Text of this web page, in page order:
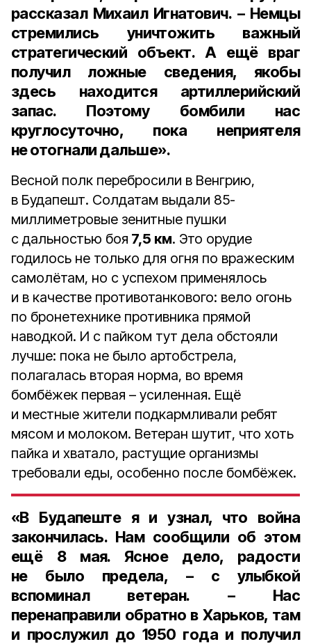
рассказал Михаил Игнатович. – Немцы
стремились уничтожить важный
стратегический объект. А ещё враг
получил ложные сведения, якобы
здесь находится артиллерийский
запас. Поэтому бомбили нас
круглосуточно, пока неприятеля
не отогнали дальше».
Весной полк перебросили в Венгрию,
в Будапешт. Солдатам выдали 85-
миллиметровые зенитные пушки
с дальностью боя 7,5 км. Это орудие
годилось не только для огня по вражеским
самолётам, но с успехом применялось
и в качестве противотанкового: вело огонь
по бронетехнике противника прямой
наводкой. И с пайком тут дела обстояли
лучше: пока не было артобстрела,
полагалась вторая норма, во время
бомбёжек первая – усиленная. Ещё
и местные жители подкармливали ребят
мясом и молоком. Ветеран шутит, что хоть
пайка и хватало, растущие организмы
требовали еды, особенно после бомбёжек.
«В Будапеште я и узнал, что война
закончилась. Нам сообщили об этом
ещё 8 мая. Ясное дело, радости
не было предела, – с улыбкой
вспоминал ветеран. – Нас
перенаправили обратно в Харьков, там
и прослужилдо 1950 года и получил